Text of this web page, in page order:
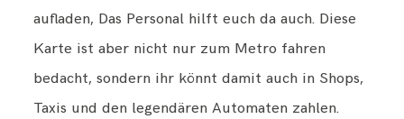
aufladen, Das Personal hilft euch da auch. Diese
Karte ist aber nicht nur zum Metro fahren
bedacht, sondern ihr könnt damit auch in Shops,
Taxis und den legendären Automaten zahlen.